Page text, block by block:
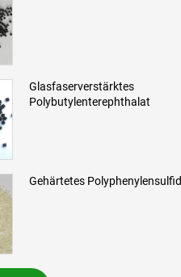
Glasfaserverstärktes
Polybutylenterephthalat
Gehärtetes Polyphenylensulfid